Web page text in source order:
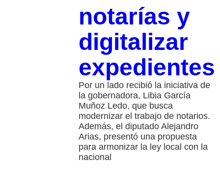
notarías y
digitalizar
expedientes
Por un lado recibió la iniciativa de
la gobernadora, Libia García
Muñoz Ledo, que busca
modernizar el trabajo de notarios.
Además, el diputado Alejandro
Arias, presentó una propuesta
para armonizar la ley local con la
nacional